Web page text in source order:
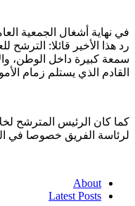
في نهاية أشغال الجمعية
رد هذا الأخير قائلا: الترشح
سمعة كبيرة داخل الوطن،
القادم الذي يستلم زمام
كما كان الرئيس المترشح
لرئاسة الفريق خصوصا في
About
Latest Posts